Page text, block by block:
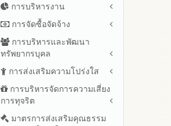
การบริหารงาน
แผนยุทธศาสตร์หรือแผนพัฒนา
สำนักงานเขตพื้นที่การศึกษา
แผนและความก้าวหน้าในการ
ประจำปีงบประมาณ
ปีงบประมาณ 2569
ปีงบประมาณ 2568
ปีงบประมาณ 2567
การจัดซื้อจัดจ้าง
สรุปผลการจัดซื้อจัดจ้างหรือการ
จัดหาพัสดุรายเดือน ประจำ
ปีงบประมาณ พ.ศ.2569 (แบบ
สขร.1)
รายงานสรุปผลการจัดซื้อจัดจ้าง
หรือการจัดหาพัสดุของสำนักงาน
เขตพื้นที่การศึกษา ประจำ
การบริหารและพัฒนา
ทรัพยากรบุคล
หลักเกณฑ์และแผนการบริหาร
และพัฒนาทรัพยากรบุคลล ประจำ
ปีงบประมาณ พ.ศ.2569
พัฒนาทรัพยากรบุคคลประจำ
การส่งเสริมความโปร่งใส
แนวปฏิบัติการจัดการเรื่องร้อง
เรียนการทุจริตและประพฤติมิชอบ
ช่องทางแจ้งเรื่องร้องเรียนการ
การบริหารจัดการความเสี่ยง
การทุจริต
การขับเคลื่อนนโยบาย No Gift
มาตรการส่งเสริมคุณธรรม